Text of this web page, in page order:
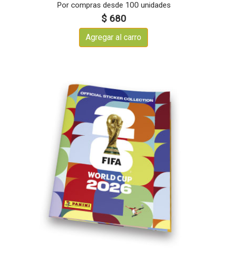
Por compras desde 100 unidades
$ 680
Agregar al carro